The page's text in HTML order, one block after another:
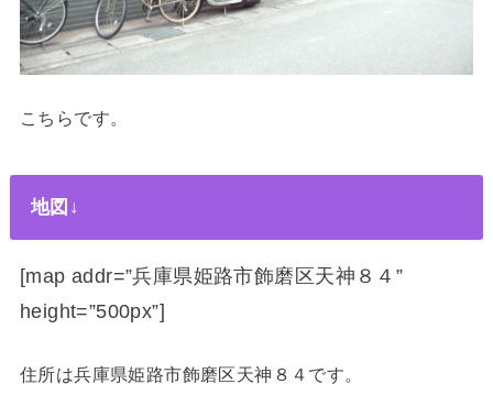
こちらです。
地図↓
[map addr=”兵庫県姫路市飾磨区天神８４”
height=”500px”]
住所は兵庫県姫路市飾磨区天神８４です。